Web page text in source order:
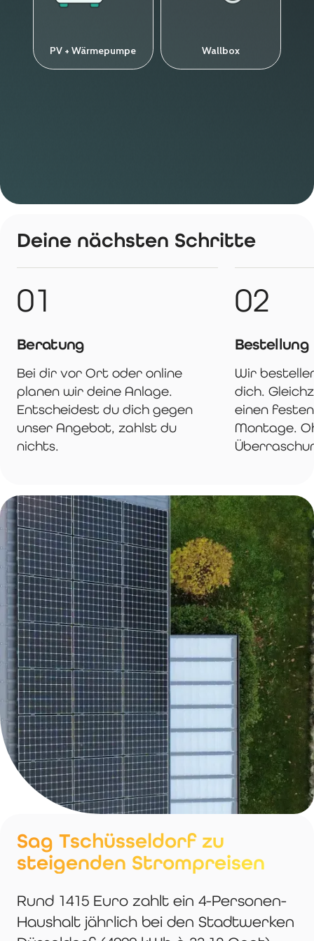
Deine nächsten Schritte
01
Beratung
Bei dir vor Ort oder online
planen wir deine Anlage.
Entscheidest du dich gegen
unser Angebot, zahlst du
nichts.
02
Bestellung
Wir
dich.
einen
Montage.
Sag Tschüsseldorf zu
steigenden Strompreisen
Rund 1415 Euro zahlt ein 4-Personen-
Haushalt jährlich bei den Stadtwerken